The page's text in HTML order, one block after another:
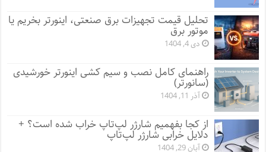
تحلیل قیمت تجهیزات برق صنعتی، اینورتر بخریم یا
موتور برق
دی 4, 1404
راهنمای کامل نصب و سیم کشی اینورتر خورشیدی
(سانورتر)
آذر 11, 1404
از کجا بفهمیم شارژر لپ‌تاپ خراب شده است؟ +
دلایل خرابی شارژر لپ‌تاپ
آبان 29, 1404